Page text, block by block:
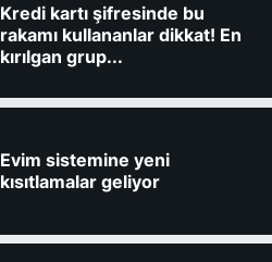
Kredi kartı şifresinde bu
rakamı kullananlar dikkat! En
kırılgan grup...
Evim sistemine yeni
kısıtlamalar geliyor